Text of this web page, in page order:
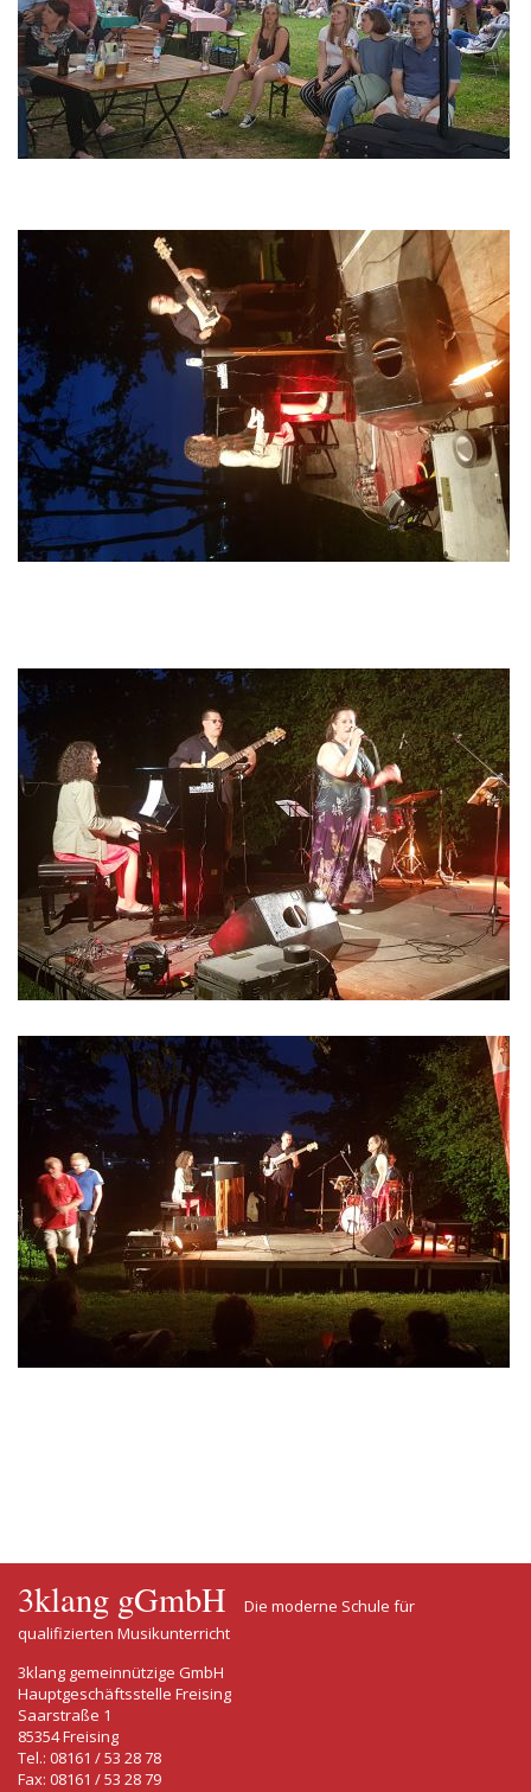
3klang gGmbH
Die moderne Schule für
qualifizierten Musikunterricht
3klang gemeinnützige GmbH
Hauptgeschäftsstelle Freising
Saarstraße 1
85354 Freising
Tel.: 08161 / 53 28 78
Fax: 08161 / 53 28 79